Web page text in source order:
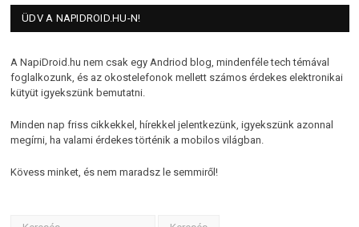
ÜDV A NAPIDROID.HU-N!
A NapiDroid.hu nem csak egy Andriod blog, mindenféle tech témával
foglalkozunk, és az okostelefonok mellett számos érdekes elektronikai
kütyüt igyekszünk bemutatni.
Minden nap friss cikkekkel, hírekkel jelentkezünk, igyekszünk azonnal
megírni, ha valami érdekes történik a mobilos világban.
Kövess minket, és nem maradsz le semmiről!